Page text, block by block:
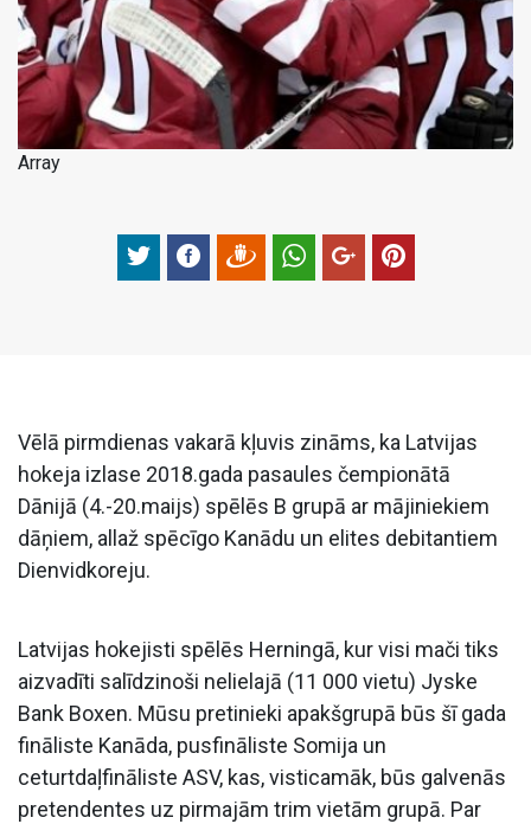
Array
Vēlā pirmdienas vakarā kļuvis zināms, ka Latvijas
hokeja izlase 2018.gada pasaules čempionātā
Dānijā (4.-20.maijs) spēlēs B grupā ar mājiniekiem
dāņiem, allaž spēcīgo Kanādu un elites debitantiem
Dienvidkoreju.
Latvijas hokejisti spēlēs Herningā, kur visi mači tiks
aizvadīti salīdzinoši nelielajā (11 000 vietu) Jyske
Bank Boxen. Mūsu pretinieki apakšgrupā būs šī gada
fināliste Kanāda, pusfināliste Somija un
ceturtdaļfināliste ASV, kas, visticamāk, būs galvenās
pretendentes uz pirmajām trim vietām grupā. Par